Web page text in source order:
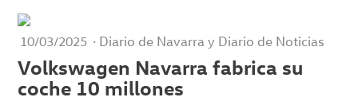
10/03/2025 · Diario de Navarra y Diario de Noticias
Volkswagen Navarra fabrica su
coche 10 millones